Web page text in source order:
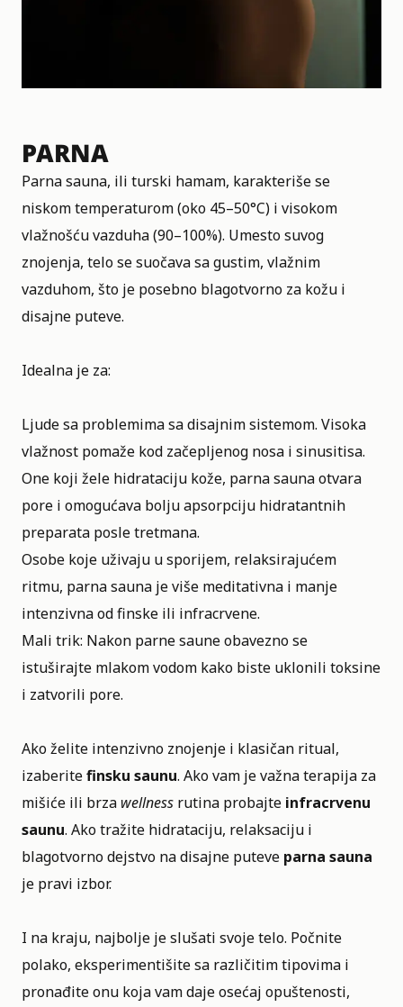
PARNA
Parna sauna, ili turski hamam, karakteriše se
niskom temperaturom (oko 45–50°C) i visokom
vlažnošću vazduha (90–100%). Umesto suvog
znojenja, telo se suočava sa gustim, vlažnim
vazduhom, što je posebno blagotvorno za kožu i
disajne puteve.
Idealna je za:
Ljude sa problemima sa disajnim sistemom. Visoka
vlažnost pomaže kod začepljenog nosa i sinusitisa.
One koji žele hidrataciju kože, parna sauna otvara
pore i omogućava bolju apsorpciju hidratantnih
preparata posle tretmana.
Osobe koje uživaju u sporijem, relaksirajućem
ritmu, parna sauna je više meditativna i manje
intenzivna od finske ili infracrvene.
Mali trik: Nakon parne saune obavezno se
istuširajte mlakom vodom kako biste uklonili toksine
i zatvorili pore.
Ako želite intenzivno znojenje i klasičan ritual,
izaberitefinsku saunu. Ako vam je važna terapija za
mišiće ili brza wellness rutina probajte infracrvenu
saunu. Ako tražite hidrataciju, relaksaciju i
blagotvorno dejstvo na disajne puteve parna sauna
je pravi izbor.
I na kraju, najbolje je slušati svoje telo. Počnite
polako, eksperimentišite sa različitim tipovima i
pronađite onu koja vam daje osećaj opuštenosti,